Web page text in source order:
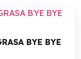
BYE BYE